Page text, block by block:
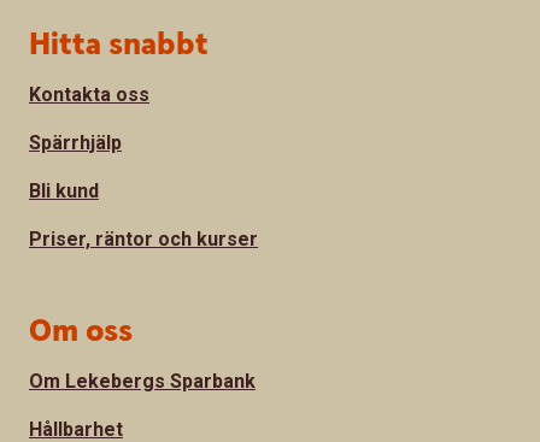
Sidfot
Hitta snabbt
Kontakta oss
Spärrhjälp
Bli kund
Priser, räntor och kurser
Om oss
Om Lekebergs Sparbank
Hållbarhet